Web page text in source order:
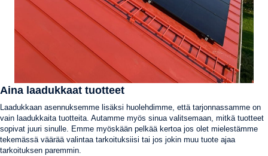
Aina laadukkaat tuotteet
Laadukkaan asennuksemme lisäksi huolehdimme, että tarjonnassamme on
vain laadukkaita tuotteita. Autamme myös sinua valitsemaan, mitkä tuotteet
sopivat juuri sinulle. Emme myöskään pelkää kertoa jos olet mielestämme
tekemässä väärää valintaa tarkoituksiisi tai jos jokin muu tuote ajaa
tarkoituksen paremmin.